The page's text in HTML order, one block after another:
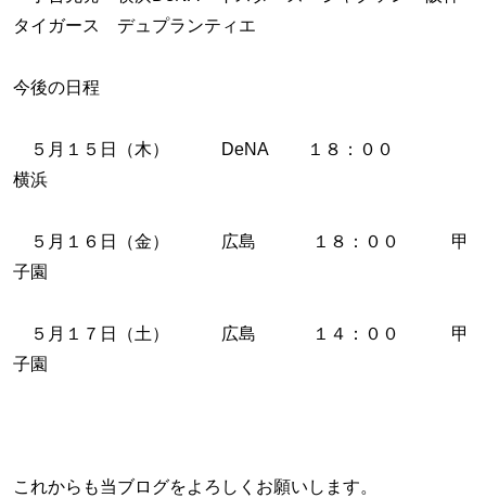
タイガース デュプランティエ
今後の日程
５月１５日（木） DeNA １８：００
横浜
５月１６日（金） 広島 １８：００ 甲
子園
５月１７日（土） 広島 １４：００ 甲
子園
これからも当ブログをよろしくお願いします。